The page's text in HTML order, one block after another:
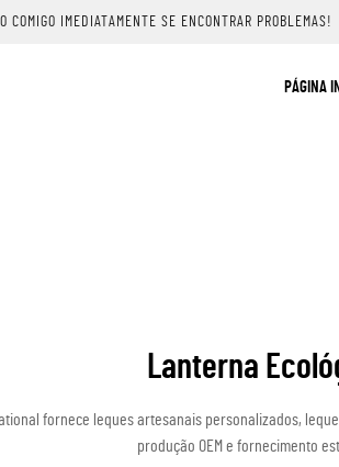
COMIGO IMEDIATAMENTE SE ENCONTRAR PROBLEMAS!
PÁGINA
Lanterna
fornece leques artesanais personalizados,
produção OEM e fornecimento